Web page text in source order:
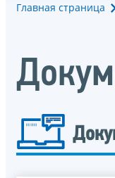
Главная страница